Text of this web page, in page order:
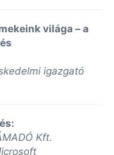
világa – a
igazgató
Kft.